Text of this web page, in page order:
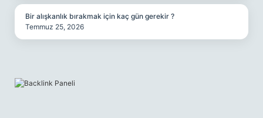
Bir alışkanlık bırakmak için kaç gün gerekir ?
Temmuz 25, 2026